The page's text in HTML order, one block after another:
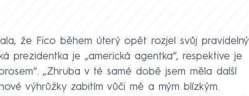
že Fico během úterý opět rozjel svůj pravidelný
prezidentka je „americká agentka“, respektive je
„Zhruba v té samé době jsem měla další
výhrůžky zabitím vůči mě a mým blízkým.